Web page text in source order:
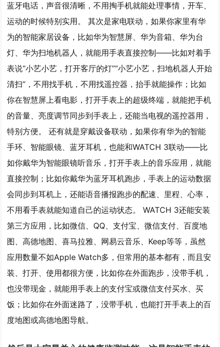
蓝牙电话，声音很清晰，不用掏手机就能处理事情，开车、
运动的时候特别实用。 其次是家电联动，如果你家里有华
为的智能家居设备，比如华为智慧屏、华为音箱、华为台
灯、华为扫地机器人，就能用手表直接控制——比如对着手
表说“小艺小艺，打开客厅的灯”“小艺小艺，扫地机器人开始
清扫”，不用找手机，不用找遥控器，抬手就能操作；比如
你在智慧屏上看电影，打开手表上的超级终端，就能把手机
的音量、亮度调节同步到手表上，还能当电视的遥控器用，
特别方便。 还有就是穿戴设备联动，如果你有华为的智能
手环、智能眼镜、蓝牙耳机，也能和WATCH 3联动——比
如你戴华为智能眼镜听音乐，打开手表上的音乐应用，就能
直接控制；比如你戴华为蓝牙耳机跑步，手表上的运动数据
会同步到耳机上，还能语音播报跑步的配速、里程、心率，
不用看手表就能知道自己的运动状态。 WATCH 3还能安装
第三方应用，比如微信、QQ、支付宝、微信支付、百度地
图、高德地图、喜马拉雅、网易云音乐、Keep等等，虽然
应用数量不如Apple Watch多，但常用的基本都有，而且安
装、打开、使用都很方便，比如你在外面跑步，没带手机，
也没带现金，就能用手表上的支付宝或微信支付买水、买
饭；比如你在外面迷路了，没带手机，也能打开手表上的百
度地图或高德地图导航。